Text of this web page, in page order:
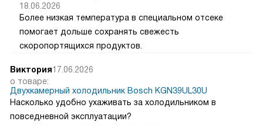
18.06.2026
Более низкая температура в специальном отсеке
помогает дольше сохранять свежесть
скоропортящихся продуктов.
Виктория17.06.2026
о товаре:
Двухкамерный холодильник Bosch KGN39UL30U
Насколько удобно ухаживать за холодильником в
повседневной эксплуатации?